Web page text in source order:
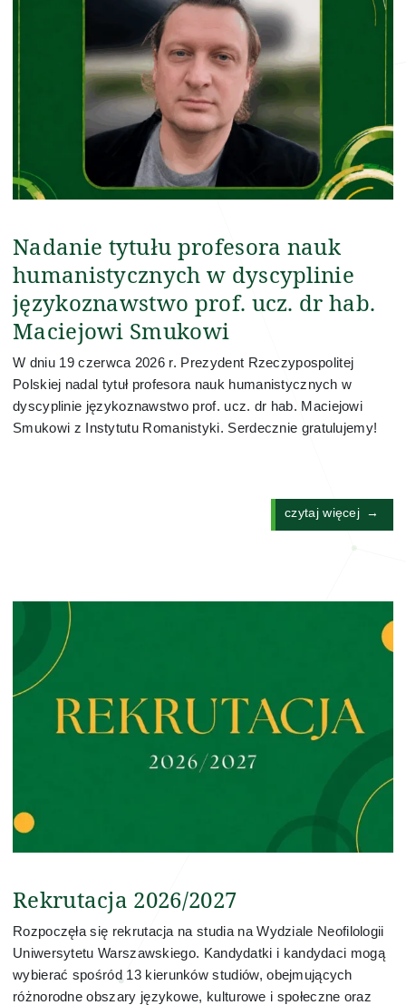
Nadanie tytułu profesora nauk
humanistycznych w dyscyplinie
językoznawstwo prof. ucz. dr hab.
Maciejowi Smukowi
W dniu 19 czerwca 2026 r. Prezydent Rzeczypospolitej
Polskiej nadal tytuł profesora nauk humanistycznych w
dyscyplinie językoznawstwo prof. ucz. dr hab. Maciejowi
Smukowi z Instytutu Romanistyki. Serdecznie gratulujemy!
czytaj więcej
Rekrutacja 2026/2027
Rozpoczęła się rekrutacja na studia na Wydziale Neofilologii
Uniwersytetu Warszawskiego. Kandydatki i kandydaci mogą
wybierać spośród 13 kierunków studiów, obejmujących
różnorodne obszary językowe, kulturowe i społeczne oraz